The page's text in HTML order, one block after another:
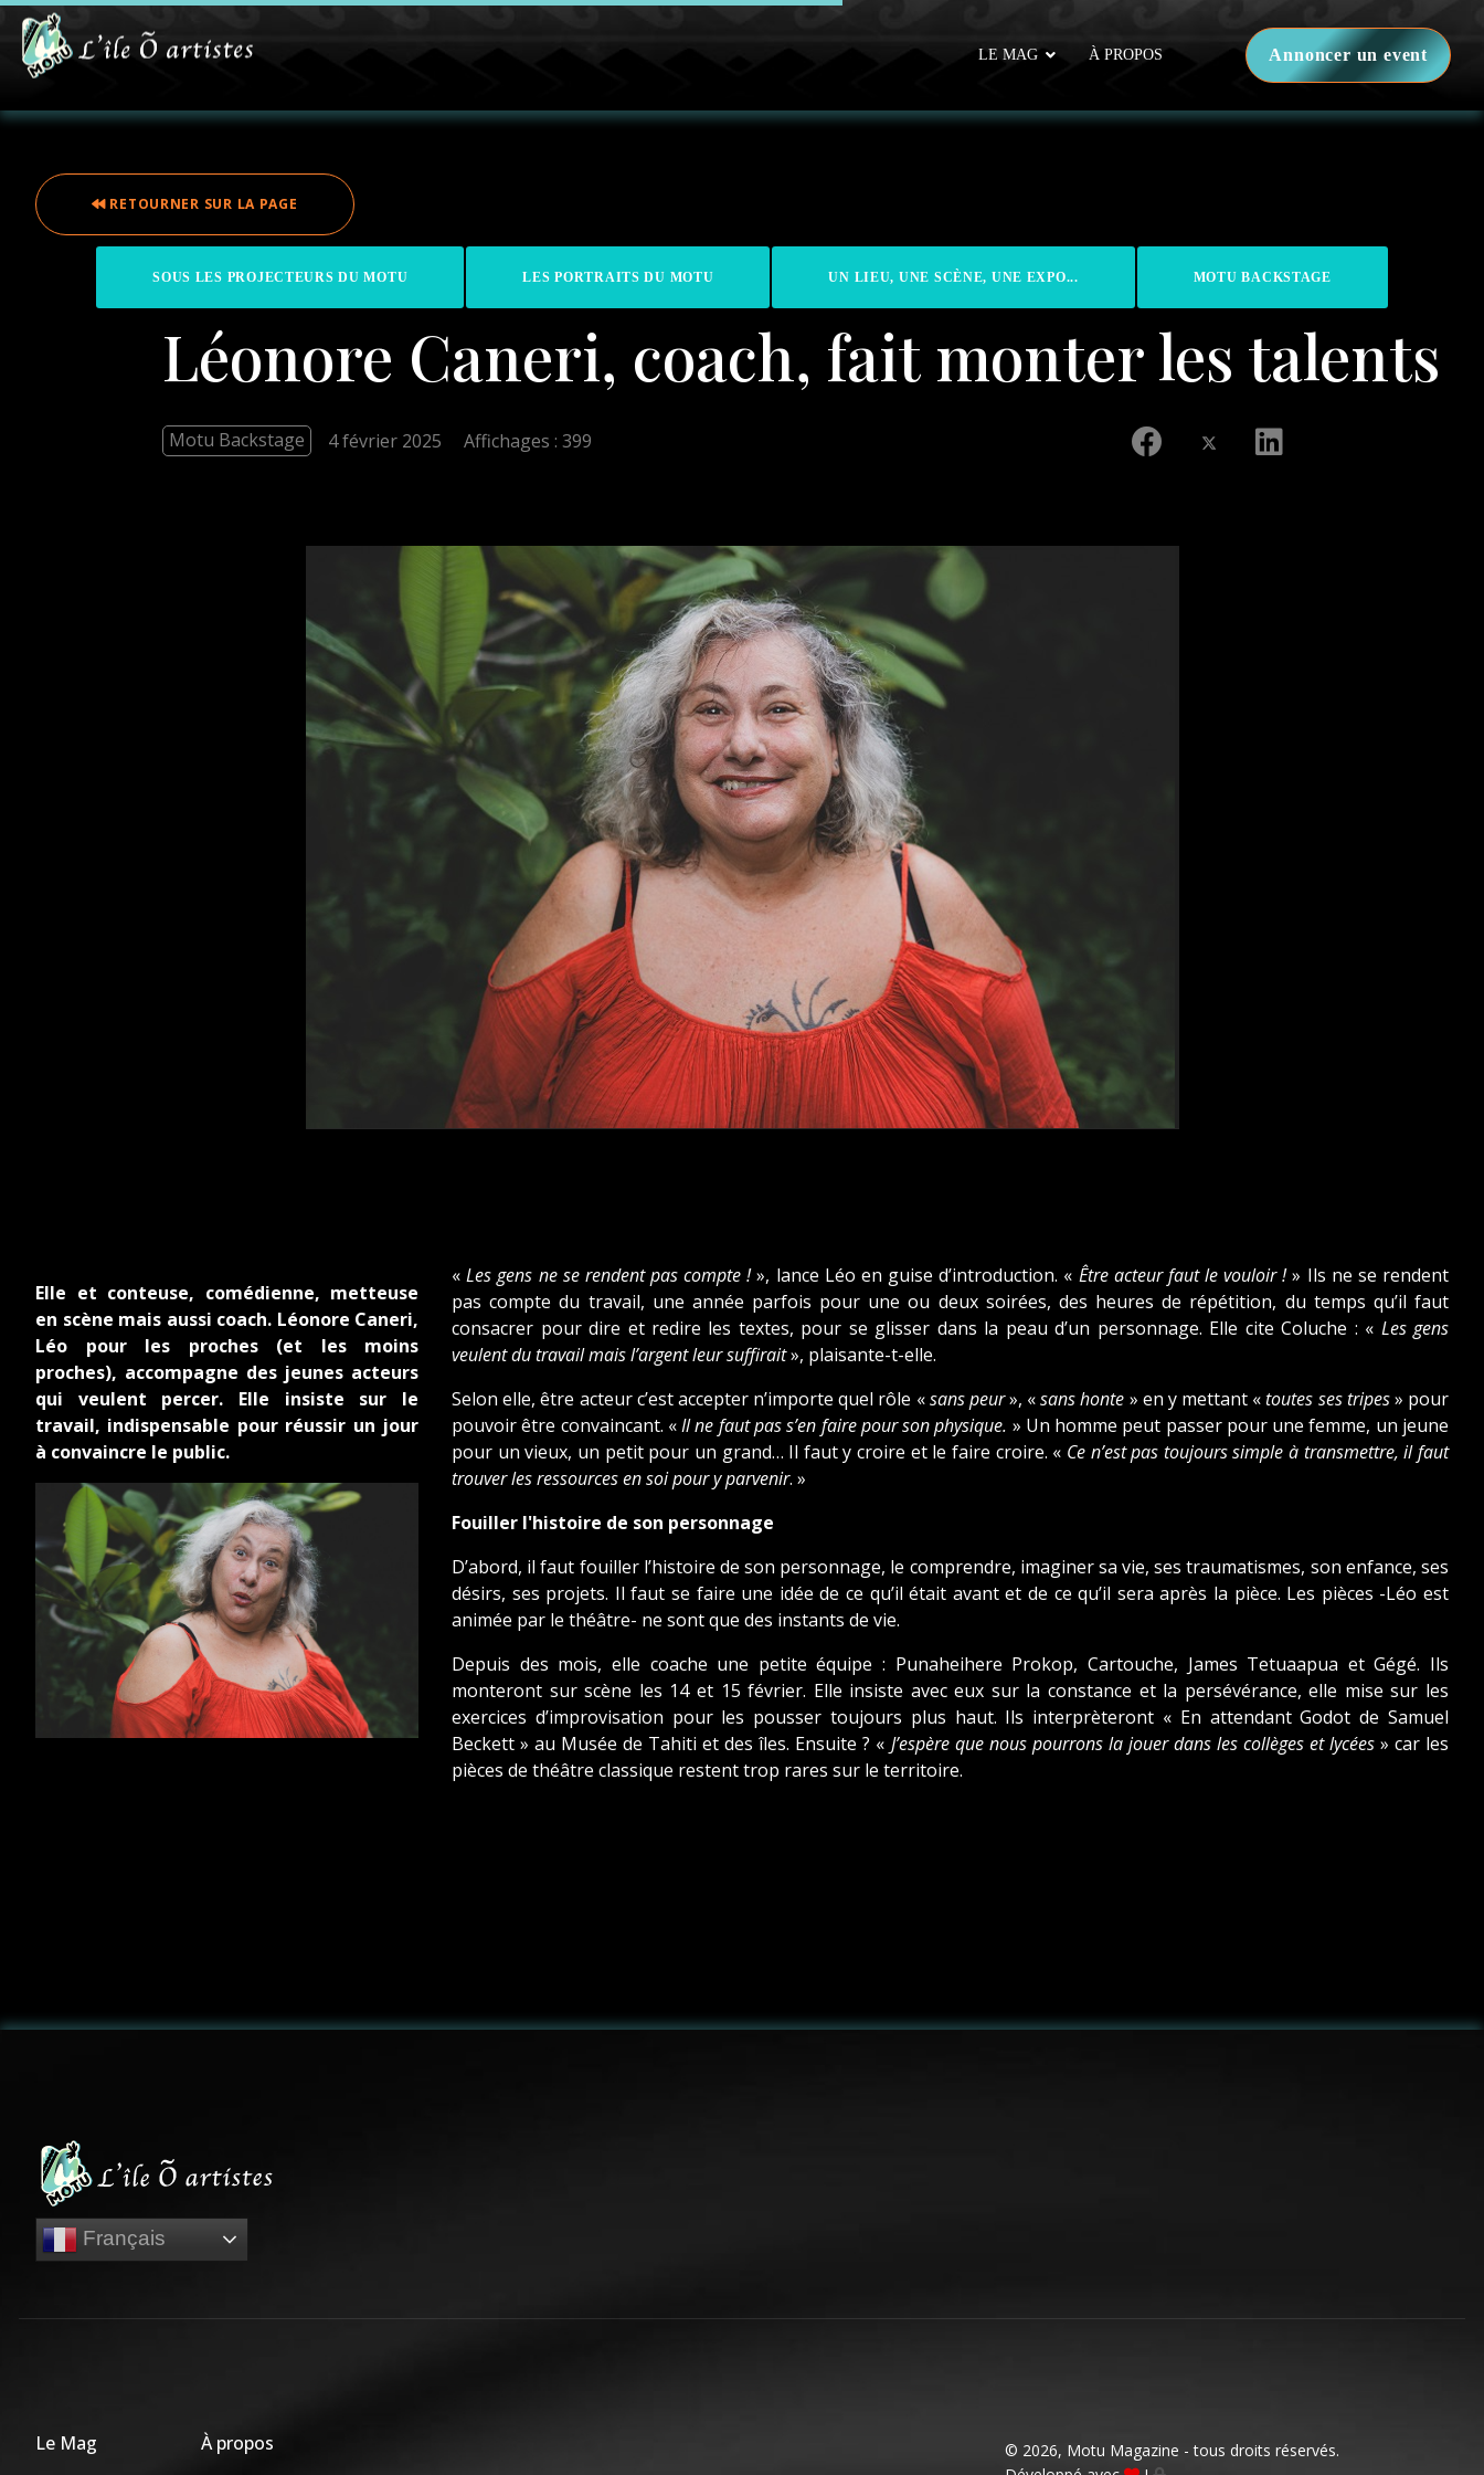
Annoncer un event
LE MAG À PROPOS
RETOURNER SUR LA PAGE
SOUS LES PROJECTEURS DU MOTU LES PORTRAITS DU MOTU UN LIEU, UNE SCÈNE, UNE EXPO... MOTU BACKSTAGE
Léonore Caneri, coach, fait monter les talents
Motu Backstage 4 février 2025 Affichages : 399
Elle et conteuse, comédienne, metteuse
en scène mais aussi coach. Léonore Caneri,
Léo pour les proches (et les moins
proches), accompagne des jeunes acteurs
qui veulent percer. Elle insiste sur le
travail, indispensable pour réussir un jour
à convaincre le public.
«Les gens ne se rendent pas compte !», lance Léo en guise d’introduction. « Être acteur faut le vouloir !» Ils ne se rendent
pas compte du travail, une année parfois pour une ou deux soirées, des heures de répétition, du temps qu’il faut
consacrer pour dire et redire les textes, pour se glisser dans la peau d’un personnage. Elle cite Coluche : « Les gens
veulent du travail mais l’argent leur suffirait», plaisante-t-elle.
Selon elle, être acteur c’est accepter n’importe quel rôle «sans peur», «sans honte » en y mettant «toutes ses tripes» pour
pouvoir être convaincant. «Il ne faut pas s’en faire pour son physique. » Un homme peut passer pour une femme, un jeune
pour un vieux, un petit pour un grand… Il faut y croire et le faire croire. « Ce n’est pas toujours simple à transmettre, il faut
trouver les ressources en soi pour y parvenir. »
Fouiller l'histoire de son personnage
D’abord, il faut fouiller l’histoire de son personnage, le comprendre, imaginer sa vie, ses traumatismes, son enfance, ses
désirs, ses projets. Il faut se faire une idée de ce qu’il était avant et de ce qu’il sera après la pièce. Les pièces -Léo est
animée par le théâtre- ne sont que des instants de vie.
Depuis des mois, elle coache une petite équipe : Punaheihere Prokop, Cartouche, James Tetuaapua et Gégé. Ils
monteront sur scène les 14 et 15 février. Elle insiste avec eux sur la constance et la persévérance, elle mise sur les
exercices d’improvisation pour les pousser toujours plus haut. Ils interprèteront « En attendant Godot de Samuel
Beckett » au Musée de Tahiti et des îles. Ensuite ? « J’espère que nous pourrons la jouer dans les collèges et lycées» car les
pièces de théâtre classique restent trop rares sur le territoire.
Français
Le Mag
À propos
© 2026, Motu Magazine - tous droits réservés.